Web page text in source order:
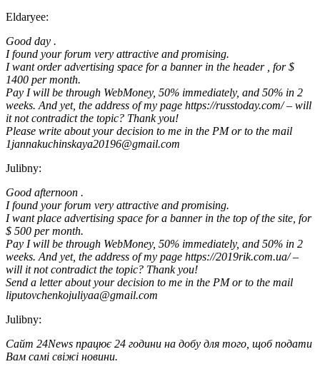
Eldaryee:
Good day .
I found your forum very attractive and promising.
I want order advertising space for a banner in the header , for $
1400 per month.
Pay I will be through WebMoney, 50% immediately, and 50% in 2
weeks. And yet, the address of my page https://russtoday.com/ – will
it not contradict the topic? Thank you!
Please write about your decision to me in the PM or to the mail
1jannakuchinskaya20196@gmail.com
Julibny:
Good afternoon .
I found your forum very attractive and promising.
I want place advertising space for a banner in the top of the site, for
$ 500 per month.
Pay I will be through WebMoney, 50% immediately, and 50% in 2
weeks. And yet, the address of my page https://2019rik.com.ua/ –
will it not contradict the topic? Thank you!
Send a letter about your decision to me in the PM or to the mail
liputovchenkojuliyaa@gmail.com
Julibny:
Сайт 24News працює 24 години на добу для того, щоб подати
Вам самі свіжі новини.